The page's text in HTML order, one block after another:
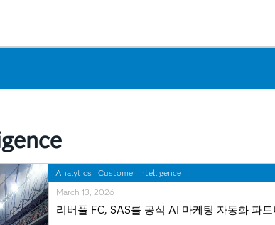
Analytics | Customer Intelligence
March 13, 2026
리버풀 FC, SAS를 공식 AI 마케팅 자동화 파트